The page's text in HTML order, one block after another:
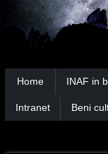
alla
navigazione
Ricerca
avanzata…
Home INAF in
Intranet Beni